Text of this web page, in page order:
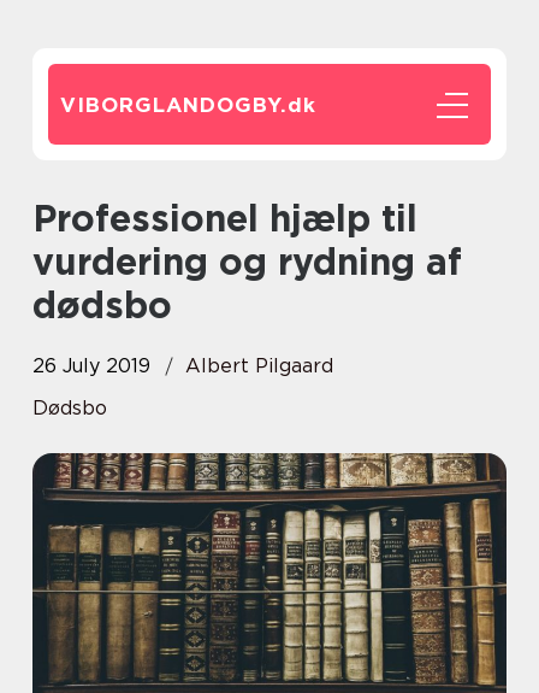
VIBORGLANDOGBY.dk
Professionel hjælp til
vurdering og rydning af
dødsbo
26 July 2019
Albert Pilgaard
Dødsbo